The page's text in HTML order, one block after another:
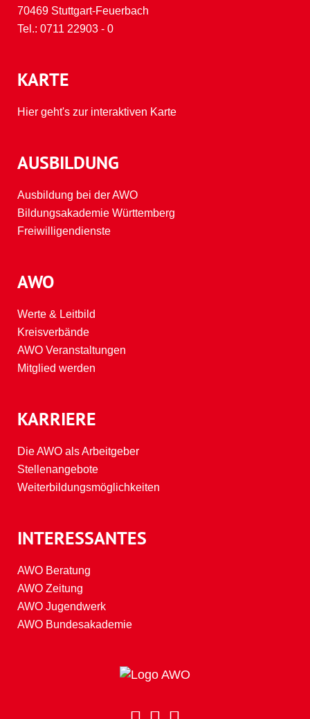
AUSBILDUNG
Ausbildung bei der AWO
Bildungsakademie Württemberg
Freiwilligendienste
AWO
Werte & Leitbild
Kreisverbände
AWO Veranstaltungen
Mitglied werden
70469 Stuttgart-Feuerbach
Tel.: 0711 22903 - 0
KARRIERE
Die AWO als Arbeitgeber
Stellenangebote
Weiterbildungsmöglichkeiten
INTERESSANTES
AWO Beratung
AWO Zeitung
AWO Jugendwerk
AWO Bundesakademie
KARTE
Hier geht's zur interaktiven Karte